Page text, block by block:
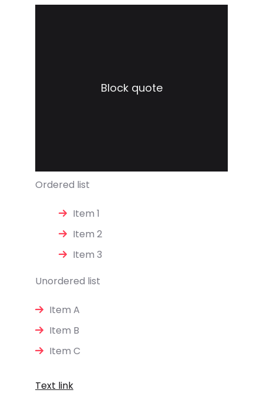
Block quote
Ordered list
Item 1
Item 2
Item 3
Unordered list
Item A
Item B
Item C
Text link